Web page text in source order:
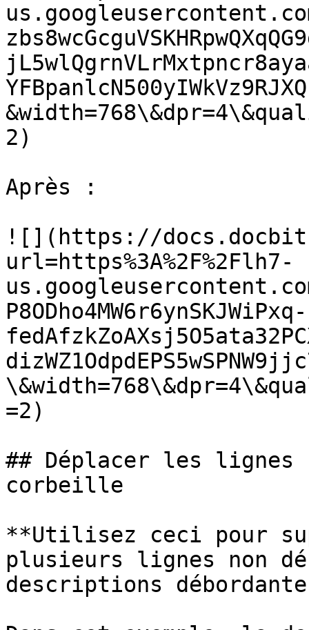
2)
Après :
![](https://
url=https%3A%2F%2Flh7-
=2)
## Déplacer les lignes
corbeille
**Utilisez ceci pour
plusieurs lignes non
descriptions